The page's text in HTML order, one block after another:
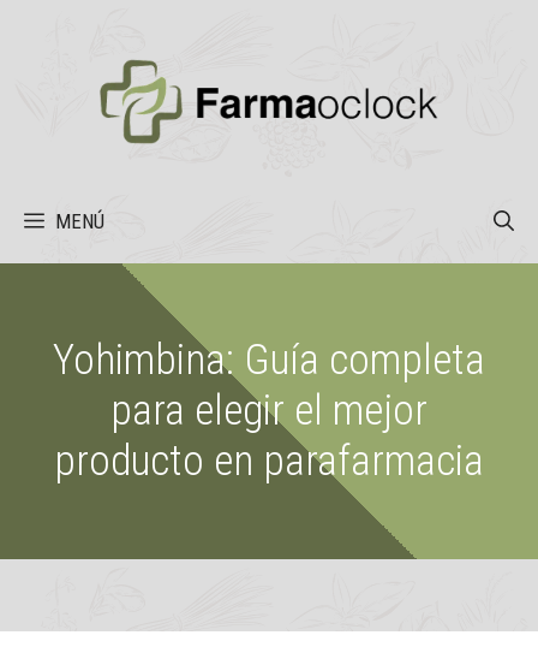
MENÚ
Yohimbina: Guía completa
para elegir el mejor
producto en parafarmacia